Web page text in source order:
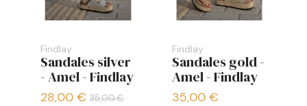
Findlay
Sandales silver
- Amel - Findlay
28,00 € 35,00 €
Findlay
Sandales gold -
Amel - Findlay
35,00 €